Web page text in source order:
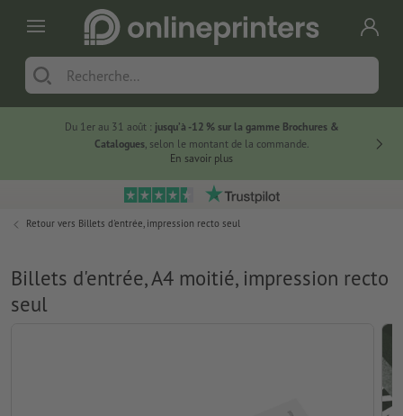
Du 1er au 31 août : jusqu’à -12 % sur la gamme Brochures &
Catalogues, selon le montant de la commande.
En savoir plus
Retour vers Billets d'entrée, impression recto seul
Billets d'entrée, A4 moitié, impression recto
seul